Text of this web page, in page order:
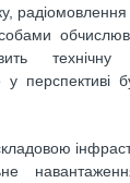
технічну
у перспективі